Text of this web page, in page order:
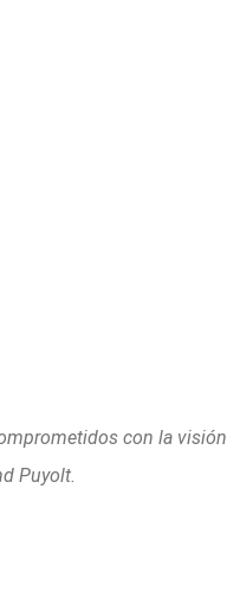
con la visión
Puyolt.